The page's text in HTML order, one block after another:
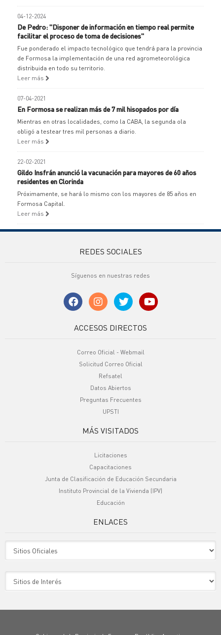
04-12-2024
De Pedro: "Disponer de información en tiempo real permite
facilitar el proceso de toma de decisiones"
Fue ponderado el impacto tecnológico que tendrá para la provincia
de Formosa la implementación de una red agrometeorológica
distribuida en todo su territorio.
Leer más
07-04-2021
En Formosa se realizan más de 7 mil hisopados por día
Mientras en otras localidades, como la CABA, la segunda ola
obligó a testear tres mil personas a diario.
Leer más
22-02-2021
Gildo Insfrán anunció la vacunación para mayores de 60 años
residentes en Clorinda
Próximamente, se hará lo mismo con los mayores de 85 años en
Formosa Capital.
Leer más
REDES SOCIALES
Síguenos en nuestras redes
ACCESOS DIRECTOS
Correo Oficial - Webmail
Solicitud Correo Oficial
Refsatel
Datos Abiertos
Preguntas Frecuentes
UPSTI
MÁS VISITADOS
Licitaciones
Capacitaciones
Junta de Clasificación de Educación Secundaria
Instituto Provincial de la Vivienda (IPV)
Educación
ENLACES